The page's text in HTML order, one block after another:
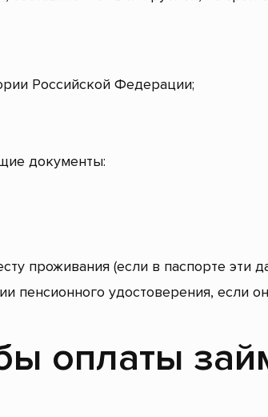
Российской Федерации;
документы:
проживания (если в паспорте эти
пенсионного удостоверения, если
оплаты